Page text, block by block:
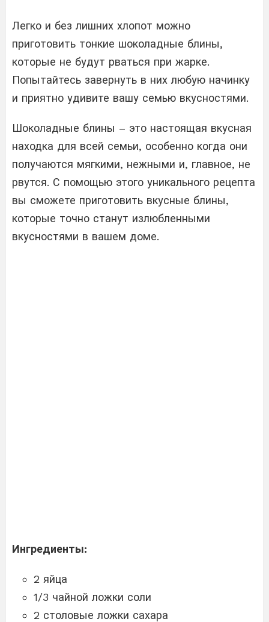
Легко и без лишних хлопот можно
приготовить тонкие шоколадные блины,
которые не будут рваться при жарке.
Попытайтесь завернуть в них любую начинку
и приятно удивите вашу семью вкусностями.
Шоколадные блины – это настоящая вкусная
находка для всей семьи, особенно когда они
получаются мягкими, нежными и, главное, не
рвутся. С помощью этого уникального рецепта
вы сможете приготовить вкусные блины,
которые точно станут излюбленными
вкусностями в вашем доме.
Ингредиенты:
2 яйца
1/3 чайной ложки соли
2 столовые ложки сахара